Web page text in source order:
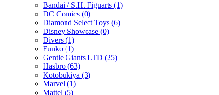
Bandai / S.H. Figuarts (1)
DC Comics (0)
Diamond Select Toys (6)
Disney Showcase (0)
Divers (1)
Funko (1)
Gentle Giants LTD (25)
Hasbro (63)
Kotobukiya (3)
Marvel (1)
Mattel (5)